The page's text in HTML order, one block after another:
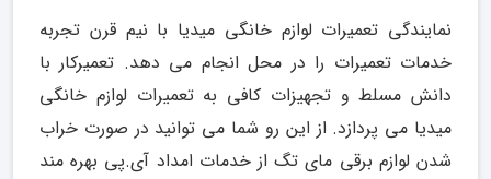
نمایندگی تعمیرات لوازم خانگی میدیا با نیم قرن تجربه
خدمات تعمیرات را در محل انجام می دهد. تعمیرکار با
دانش مسلط و تجهیزات کافی به تعمیرات لوازم خانگی
میدیا می پردازد. از این رو شما می توانید در صورت خراب
شدن لوازم برقی مای تگ از خدمات امداد آی.پی بهره مند